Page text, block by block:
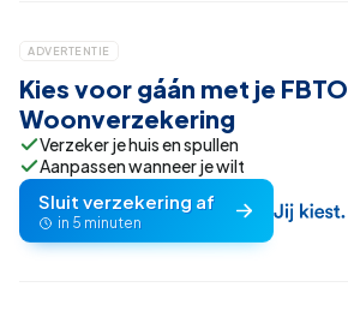
ADVERTENTIE
Kies voor gáán met je FBTO
Woonverzekering
Verzeker je huis en spullen
Aanpassen wanneer je wilt
Sluit verzekering af
in 5 minuten